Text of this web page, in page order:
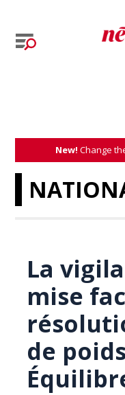
New! Change
La
mise
de